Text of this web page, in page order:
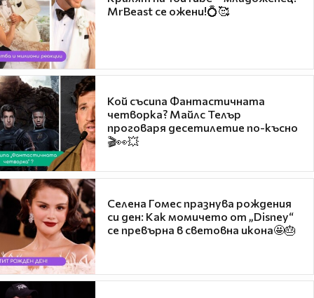
MrBeast се ожени!💍🥰
Кой съсипа Фантастичната
четворка? Майлс Телър
проговаря десетилетие по-късно
🎬👀💥
Селена Гомес празнува рождения
си ден: Как момичето от „Disney“
се превърна в световна икона🤩🎂